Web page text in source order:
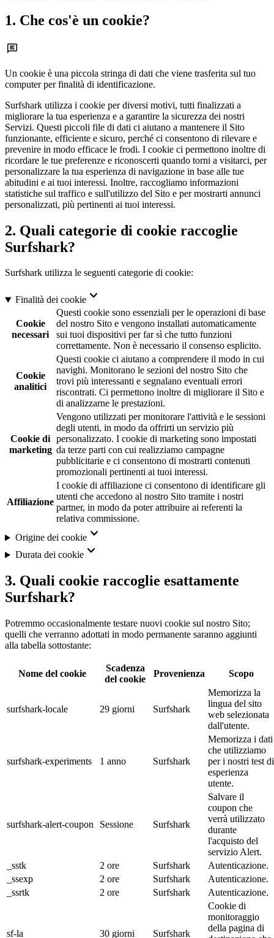
1. Che cos'è un cookie?
Un cookie è una piccola stringa di dati che viene trasferita sul tuo
computer per finalità di identificazione.
Surfshark utilizza i cookie per diversi motivi, tutti finalizzati a
migliorare la tua esperienza e a garantire la sicurezza dei nostri
Servizi. Questi piccoli file di dati ci aiutano a mantenere il Sito
funzionante, efficiente e sicuro, perché ci consentono di rilevare e
prevenire in modo efficace le frodi. I cookie ci permettono inoltre di
ricordare le tue preferenze e riconoscerti quando torni a visitarci, per
personalizzare la tua esperienza di navigazione in base alle tue
abitudini e ai tuoi interessi. Inoltre, raccogliamo informazioni
statistiche sul traffico e sull'utilizzo del Sito e per mostrarti annunci
personalizzati, più pertinenti ai tuoi interessi.
2. Quali categorie di cookie raccoglie
Surfshark?
Surfshark utilizza le seguenti categorie di cookie:
Finalità dei cookie
Cookie
necessari
Questi cookie sono essenziali per le operazioni di base
del nostro Sito e vengono installati automaticamente
sui tuoi dispositivi per far sì che tutto funzioni
correttamente. Non è necessario il consenso esplicito.
Cookie
analitici
Questi cookie ci aiutano a comprendere il modo in cui
navighi. Monitorano le sezioni del nostro Sito che
trovi più interessanti e segnalano eventuali errori
riscontrati. Ci permettono inoltre di migliorare il Sito e
di analizzarne le prestazioni.
Cookie di
marketing
Vengono utilizzati per monitorare l'attività e le sessioni
degli utenti, in modo da offrirti un servizio più
personalizzato. I cookie di marketing sono impostati
da terze parti con cui realizziamo campagne
pubblicitarie e ci consentono di mostrarti contenuti
promozionali pertinenti ai tuoi interessi.
Affiliazione
I cookie di affiliazione ci consentono di identificare gli
utenti che accedono al nostro Sito tramite i nostri
partner, in modo da poter attribuire ai referenti la
relativa commissione.
Origine dei cookie
Durata dei cookie
3. Quali cookie raccoglie esattamente
Surfshark?
Potremmo occasionalmente testare nuovi cookie sul nostro Sito;
quelli che verranno adottati in modo permanente saranno aggiunti
alla tabella sottostante:
Nome del cookie
Scadenza
del cookie
Provenienza Scopo
surfshark-locale 29 giorni Surfshark
Memorizza la
lingua del sito
web selezionata
dall'utente.
surfshark-experiments 1 anno Surfshark
Memorizza i dati
che utilizziamo
per i nostri test di
esperienza
utente.
surfshark-alert-coupon Sessione Surfshark
Salvare il
coupon che
verrà utilizzato
durante
l'acquisto del
servizio Alert.
_sstk
2 ore Surfshark
Autenticazione.
_ssexp
2 ore Surfshark
Autenticazione.
_ssrtk
2 ore Surfshark Autenticazione.
sf-la 30 giorni Surfshark
Cookie di
monitoraggio
della pagina di